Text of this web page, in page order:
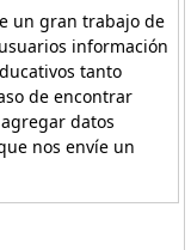
un gran trabajo de
información
tanto
de encontrar
datos
nos envíe un